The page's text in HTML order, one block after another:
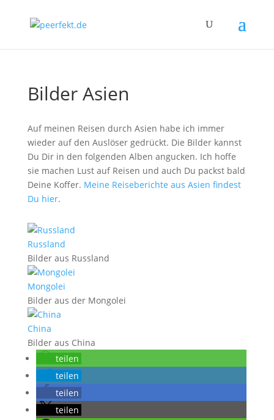
Bilder Asien
Auf meinen Reisen durch Asien habe ich immer
wieder auf den Auslöser gedrückt. Die Bilder kannst
Du Dir in den folgenden Alben angucken. Ich hoffe
sie machen Lust auf Reisen und auch Du packst bald
Deine Koffer. Meine Reiseberichte aus Asien findest
Du hier.
Russland
Bilder aus Russland
Mongolei
Bilder aus der Mongolei
China
Bilder aus China
teilen
teilen
teilen
teilen